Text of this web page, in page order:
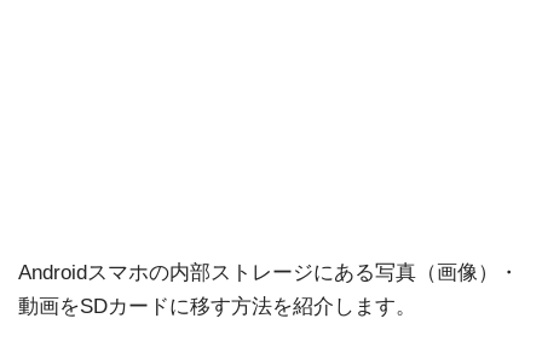
Androidスマホの内部ストレージにある写真（画像）・
動画をSDカードに移す方法を紹介します。